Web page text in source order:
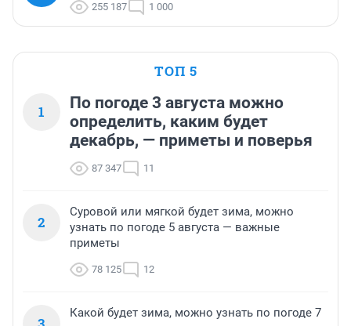
255 187 1 000
ТОП 5
1
По погоде 3 августа можно
определить, каким будет
декабрь, — приметы и поверья
87 347 11
2
Суровой или мягкой будет зима, можно
узнать по погоде 5 августа — важные
приметы
78 125 12
Какой будет зима, можно узнать по погоде 7